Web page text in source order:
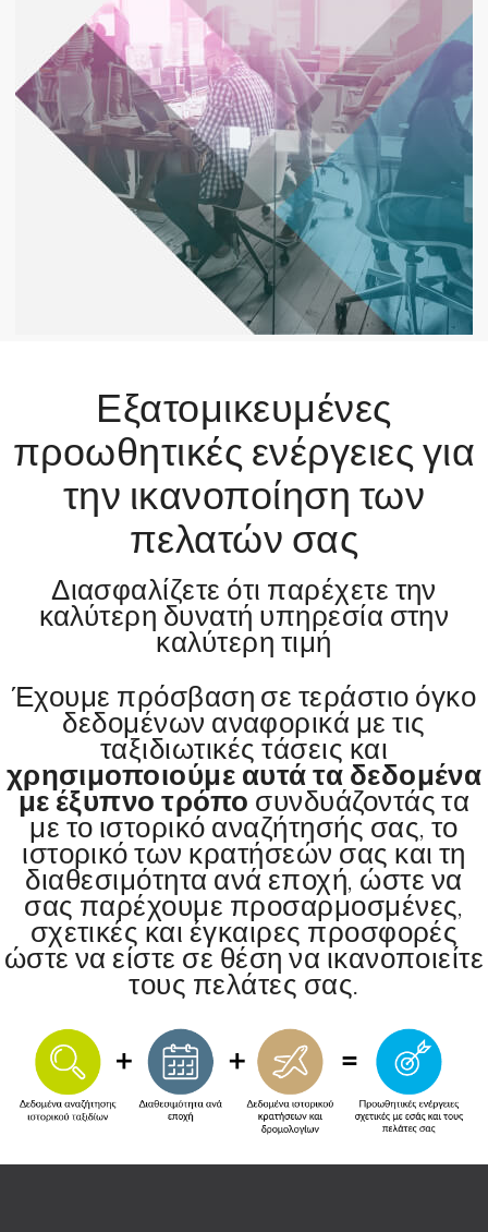
Εξατομικευμένες
προωθητικές ενέργειες για
την ικανοποίηση των
πελατών σας
Διασφαλίζετε ότι παρέχετε την
καλύτερη δυνατή υπηρεσία στην
καλύτερη τιμή
Έχουμε πρόσβαση σε τεράστιο όγκο
δεδομένων αναφορικά με τις
ταξιδιωτικές τάσεις και
χρησιμοποιούμε αυτά τα δεδομένα
με έξυπνο τρόπο συνδυάζοντάς τα
με το ιστορικό αναζήτησής σας, το
ιστορικό των κρατήσεών σας και τη
διαθεσιμότητα ανά εποχή, ώστε να
σας παρέχουμε προσαρμοσμένες,
σχετικές και έγκαιρες προσφορές
ώστε να είστε σε θέση να ικανοποιείτε
τους πελάτες σας.